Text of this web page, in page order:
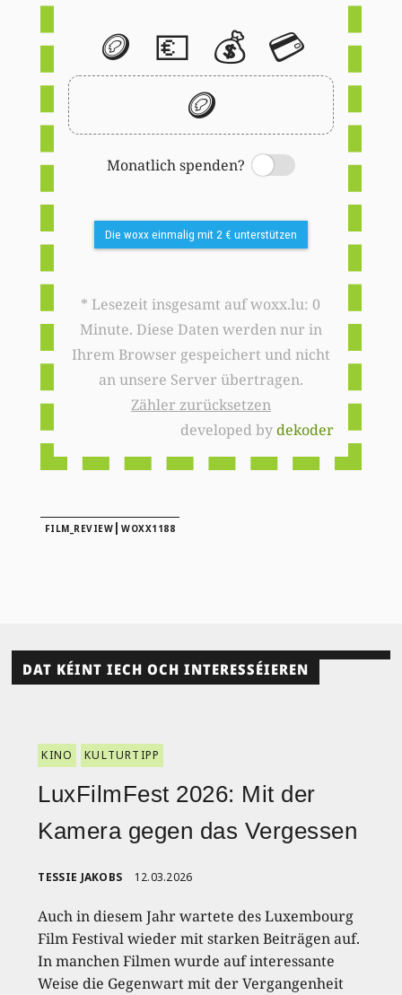
🪙 💶 💰 💳
🪙
Monatlich spenden?
Switch
Die woxx einmalig mit 2 € unterstützen
* Lesezeit insgesamt auf woxx.lu: 0
Minute. Diese Daten werden nur in
Ihrem Browser gespeichert und nicht
an unsere Server übertragen.
Zähler zurücksetzen
developed bydekoder
FILM_REVIEW |WOXX1188
DAT KÉINT IECH OCH INTERESSÉIEREN
KINO KULTURTIPP
LuxFilmFest 2026: Mit der
Kamera gegen das Vergessen
TESSIE JAKOBS 12.03.2026
Auch in diesem Jahr wartete des Luxembourg
Film Festival wieder mit starken Beiträgen auf.
In manchen Filmen wurde auf interessante
Weise die Gegenwart mit der Vergangenheit